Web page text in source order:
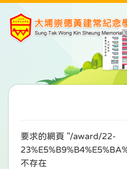
要求的網頁 "/award/22-
不存在